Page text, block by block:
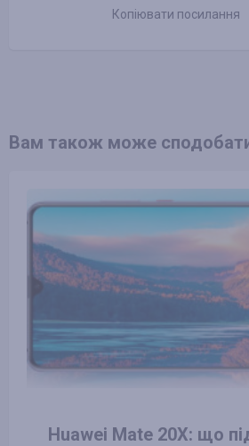
Копіювати посилання
Вам також може
Huawei Mate 20X: що